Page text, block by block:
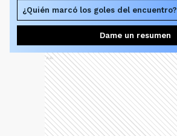
¿Quién marcó los goles del encuentro?
Dame un resumen
Ads